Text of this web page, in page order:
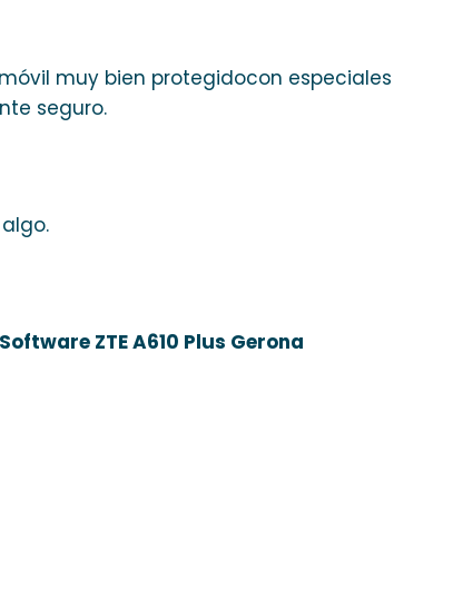
muy bien protegidocon especiales
seguro.
ZTE A610 Plus Gerona